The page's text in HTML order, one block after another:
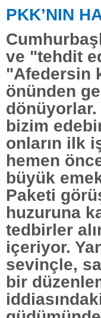
PKK’NIN
ve "tehdit
"Afedersin
önünden
bizim
onların ilk
hemen
büyük
Paketi
huzuruna
tedbirler
içeriyor.
sevinçle,
bir